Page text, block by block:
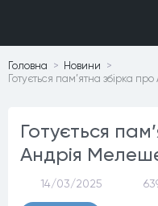
Головна
Новини
Готується пам’ятна збірка
Готується
Андрія
14/03/2025